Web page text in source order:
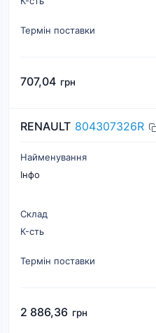
Термін поставки
707,04 грн
RENAULT 804307326R
Найменування
Інфо
Склад
К-cть
Термін поставки
2 886,36 грн